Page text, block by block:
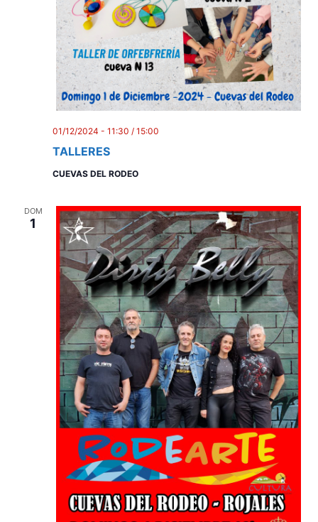
TALLERES
01/12/2024 - 11:30 / 15:00
CUEVAS DEL RODEO
DOM
1